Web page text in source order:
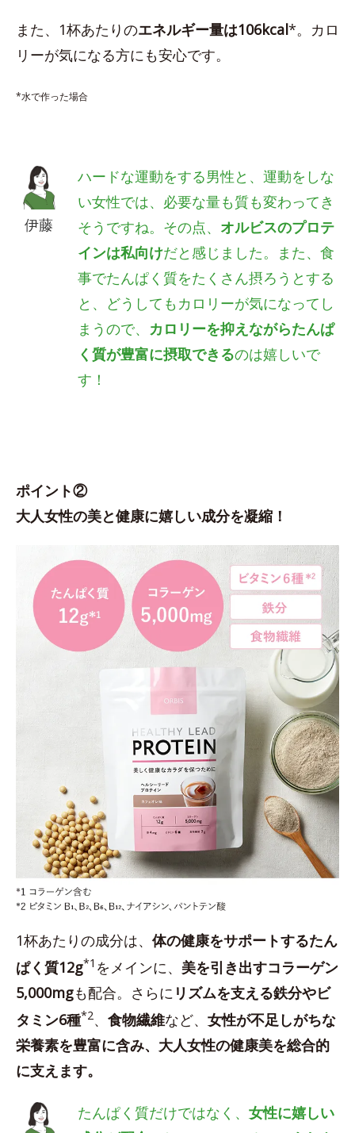
また、1杯あたりのエネルギー量は106kcal*。カロ
リーが気になる方にも安心です。
*水で作った場合
伊藤
ハードな運動をする男性と、運動をしな
い女性では、必要な量も質も変わってき
そうですね。その点、 オルビスのプロテ
インは私向けだと感じました。また、食
事でたんぱく質をたくさん摂ろうとする
と、どうしてもカロリーが気になってし
まうので、 カロリーを抑えながらたんぱ
く質が豊富に摂取できるのは嬉しいで
す！
ポイント②
大人女性の美と健康に嬉しい成分を凝縮！
1杯あたりの成分は、 体の健康をサポートするたん
ぱく質12g*1 をメインに、 美を引き出すコラーゲン
5,000mgも配合。さらに リズムを支える鉄分やビ
タミン6種*2、 食物繊維など、 女性が不足しがちな
栄養素を豊富に含み、大人女性の健康美を総合的
に支えます。
たんぱく質だけではなく、女性に嬉しい